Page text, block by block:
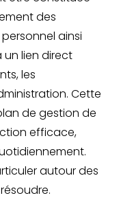
des
ainsi
lien direct
les
Cette
de gestion de
efficace,
autour des